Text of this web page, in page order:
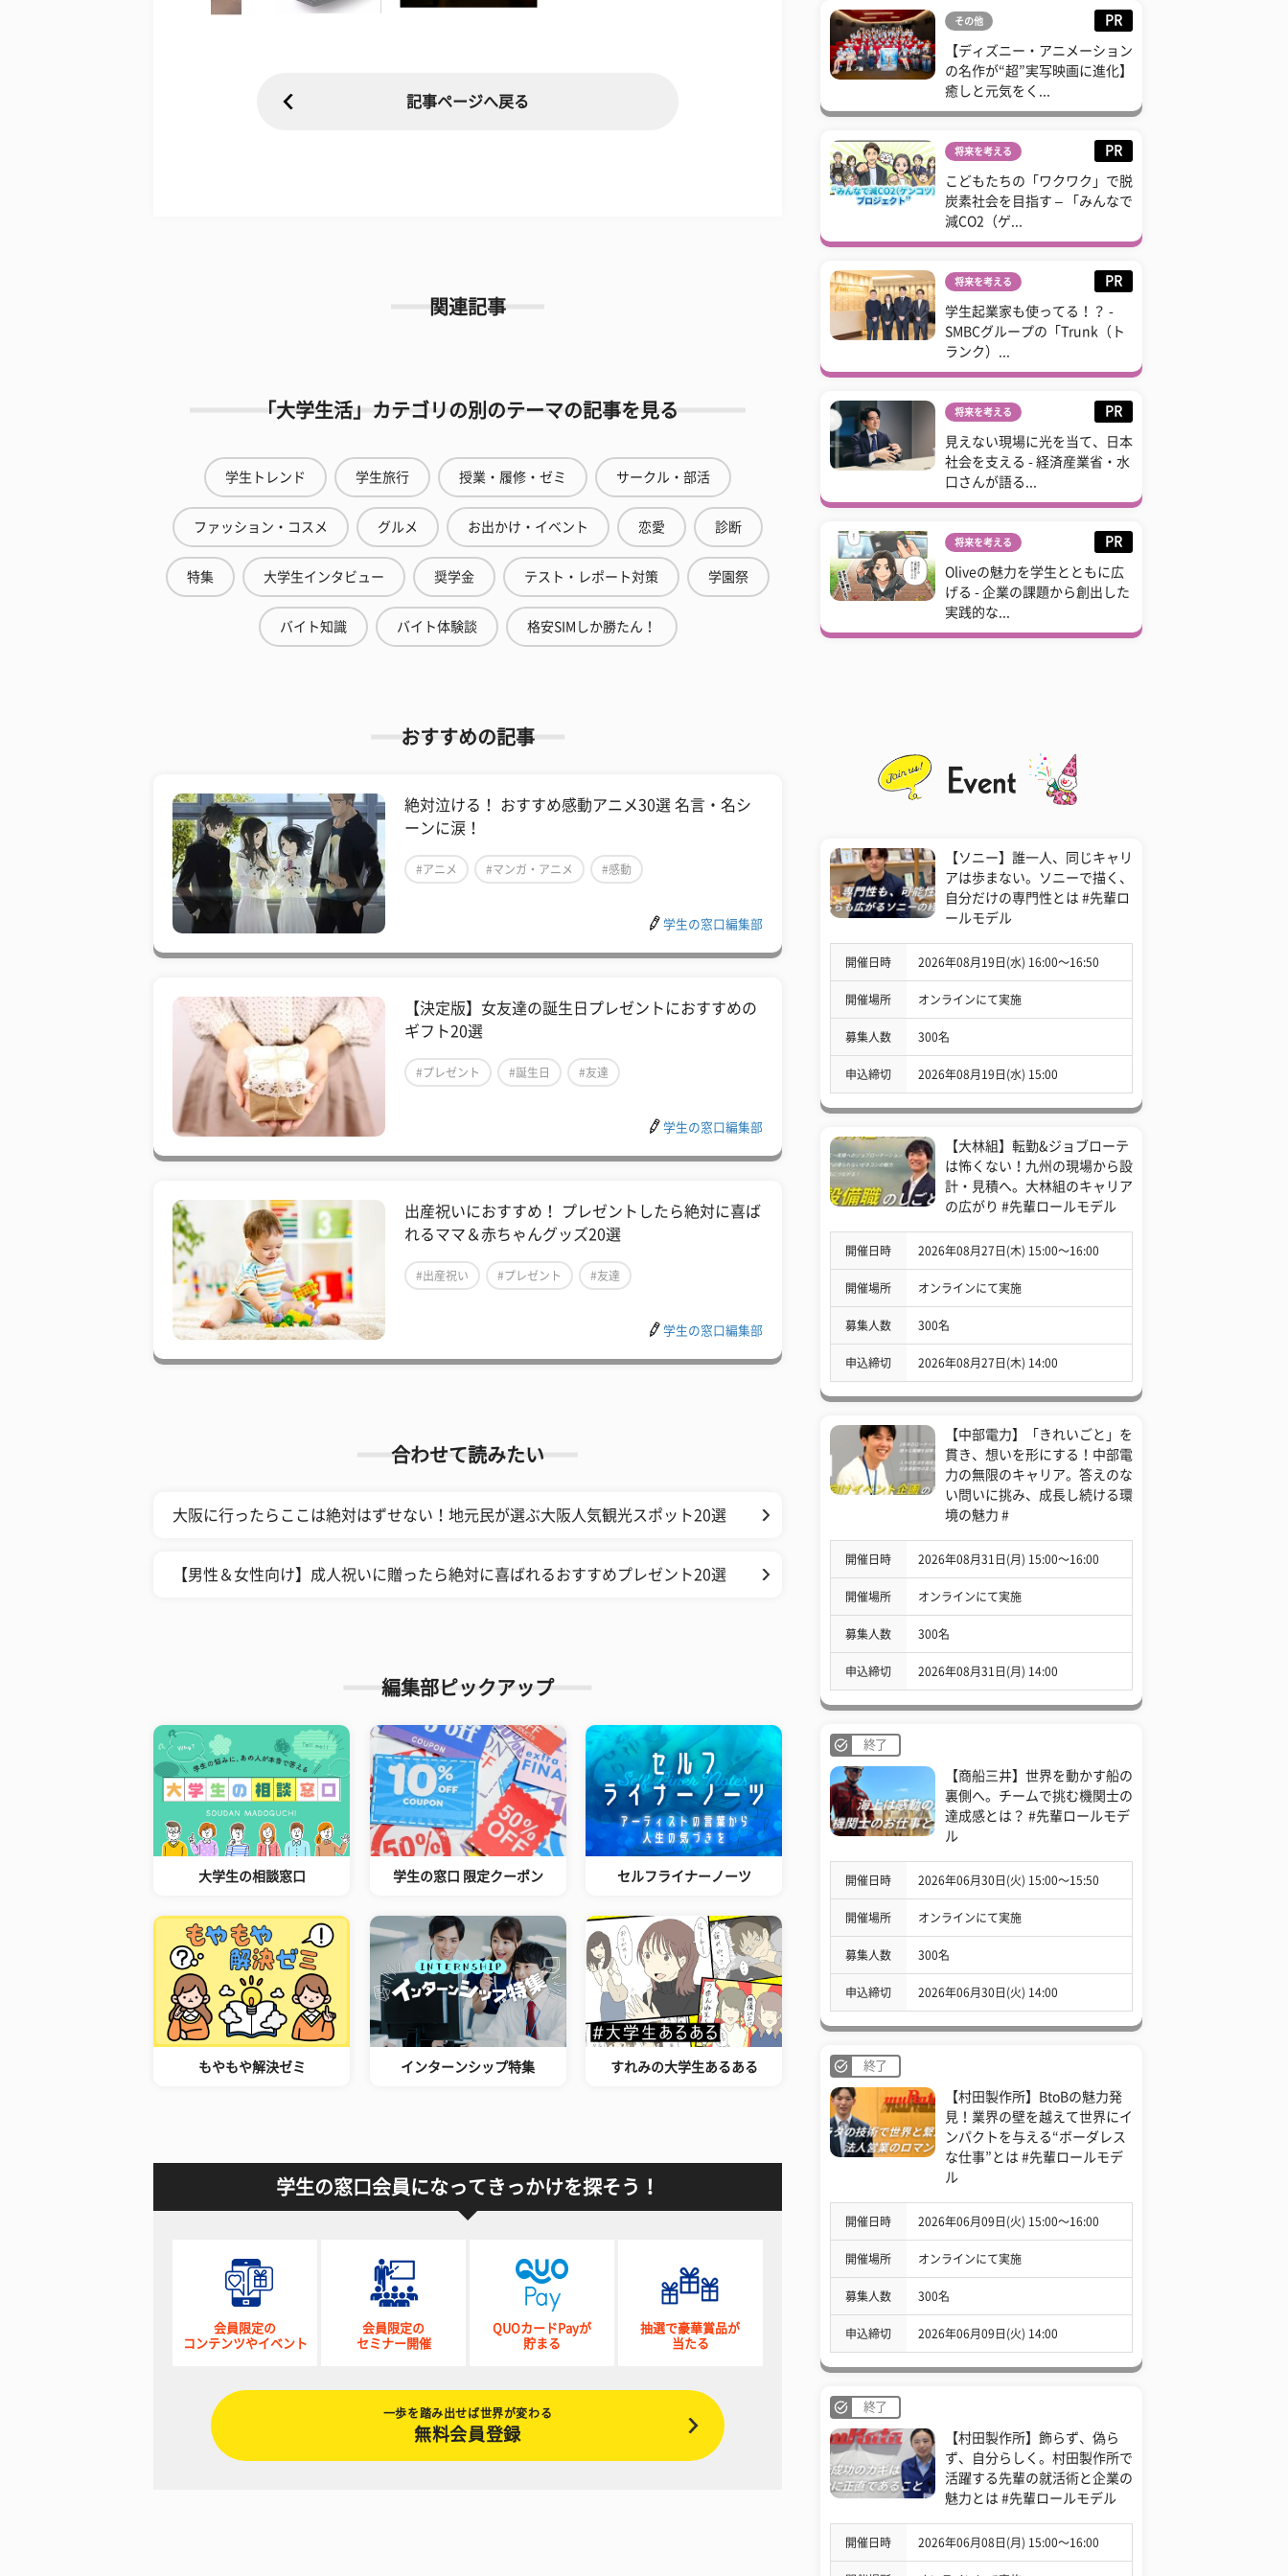
記事ページへ戻る
関連記事
「大学生活」カテゴリの別のテーマの記事を見る
学生トレンド 学生旅行 授業・履修・ゼミ サークル・部活
ファッション・コスメ グルメ お出かけ・イベント 恋愛 診断
特集 大学生インタビュー 奨学金 テスト・レポート対策 学園祭
バイト知識 バイト体験談 格安SIMしか勝たん！
おすすめの記事
絶対泣ける！ おすすめ感動アニメ30選 名言・名シ
ーンに涙！
#アニメ #マンガ・アニメ #感動
学生の窓口編集部
【決定版】女友達の誕生日プレゼントにおすすめの
ギフト20選
#プレゼント #誕生日 #友達
学生の窓口編集部
出産祝いにおすすめ！ プレゼントしたら絶対に喜ば
れるママ＆赤ちゃんグッズ20選
#出産祝い #プレゼント #友達
学生の窓口編集部
合わせて読みたい
大阪に行ったらここは絶対はずせない！地元民が選ぶ大阪人気観光スポット20選
【男性＆女性向け】成人祝いに贈ったら絶対に喜ばれるおすすめプレゼント20選
編集部ピックアップ
大学生の相談窓口 学生の窓口 限定クーポン セルフライナーノーツ
もやもや解決ゼミ インターンシップ特集 すれみの大学生あるある
学生の窓口会員になってきっかけを探そう！
会員限定の
コンテンツやイベント
会員限定の
セミナー開催
QUOカードPayが
貯まる
抽選で豪華賞品が
当たる
一歩を踏み出せば世界が変わる
無料会員登録
その他 PR
【ディズニー・アニメーション
の名作が“超”実写映画に進化】
癒しと元気をく...
将来を考える PR
こどもたちの「ワクワク」で脱
炭素社会を目指す – 「みんなで
減CO2（ゲ...
将来を考える PR
学生起業家も使ってる！？ -
SMBCグループの「Trunk（ト
ランク）...
将来を考える PR
見えない現場に光を当て、日本
社会を支える - 経済産業省・水
口さんが語る...
将来を考える PR
Oliveの魅力を学生とともに広
げる - 企業の課題から創出した
実践的な...
【ソニー】誰一人、同じキャリ
アは歩まない。ソニーで描く、
自分だけの専門性とは #先輩ロ
ールモデル
開催日時 2026年08月19日(水) 16:00〜16:50
開催場所 オンラインにて実施
募集人数 300名
申込締切 2026年08月19日(水) 15:00
【大林組】転勤&ジョブローテ
は怖くない！九州の現場から設
計・見積へ。大林組のキャリア
の広がり #先輩ロールモデル
開催日時 2026年08月27日(木) 15:00〜16:00
開催場所 オンラインにて実施
募集人数 300名
申込締切 2026年08月27日(木) 14:00
【中部電力】「きれいごと」を
貫き、想いを形にする！中部電
力の無限のキャリア。答えのな
い問いに挑み、成長し続ける環
境の魅力 #
開催日時 2026年08月31日(月) 15:00〜16:00
開催場所 オンラインにて実施
募集人数 300名
申込締切 2026年08月31日(月) 14:00
終了
【商船三井】世界を動かす船の
裏側へ。チームで挑む機関士の
達成感とは？ #先輩ロールモデ
ル
開催日時 2026年06月30日(火) 15:00〜15:50
開催場所 オンラインにて実施
募集人数 300名
申込締切 2026年06月30日(火) 14:00
終了
【村田製作所】BtoBの魅力発
見！業界の壁を越えて世界にイ
ンパクトを与える“ボーダレス
な仕事”とは #先輩ロールモデ
ル
開催日時 2026年06月09日(火) 15:00〜16:00
開催場所 オンラインにて実施
募集人数 300名
申込締切 2026年06月09日(火) 14:00
終了
【村田製作所】飾らず、偽ら
ず、自分らしく。村田製作所で
活躍する先輩の就活術と企業の
魅力とは #先輩ロールモデル
開催日時 2026年06月08日(月) 15:00〜16:00